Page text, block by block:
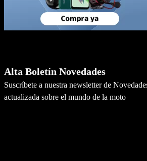
Alta Boletín Novedades
Suscríbete a nuestra newsletter de
actualizada sobre el mundo de la moto